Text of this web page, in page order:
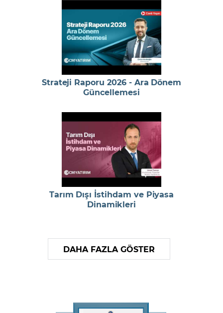
Strateji Raporu 2026 - Ara Dönem
Güncellemesi
Tarım Dışı İstihdam ve Piyasa
Dinamikleri
DAHA FAZLA GÖSTER